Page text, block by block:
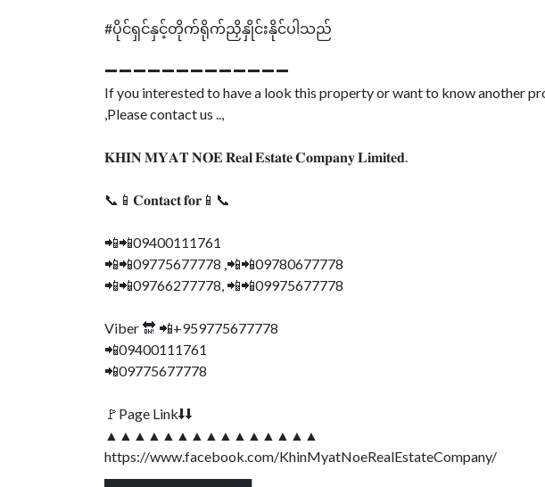
#ပိုင်ရှင်နှင့်တိုက်ရိုက်ညှိနှိုင်းနိုင်ပါသည်
➖➖➖➖➖➖➖➖➖➖➖➖➖
If you interested to have a look this property or want to know another
,Please contact us ..,
𝐊𝐇𝐈𝐍 𝐌𝐘𝐀𝐓 𝐍𝐎𝐄 𝐑𝐞𝐚𝐥 𝐄𝐬𝐭𝐚𝐭𝐞 𝐂𝐨𝐦𝐩𝐚𝐧𝐲 𝐋𝐢𝐦𝐢𝐭𝐞𝐝.
📞📱𝐂𝐨𝐧𝐭𝐚𝐜𝐭 𝐟𝐨𝐫📱📞
📲📲09400111761
📲📲09775677778 ,📲📲09780677778
📲📲09766277778, 📲📲09975677778
Viber 🔛 📲+959775677778
📲09400111761
📲09775677778
🚩Page Link⬇⬇
▲▲▲▲▲▲▲▲▲▲▲▲▲▲▲
https://www.facebook.com/KhinMyatNoeRealEstateCompany/
▄▄▄▄▄▄▄▄▄▄▄▄▄▄▄